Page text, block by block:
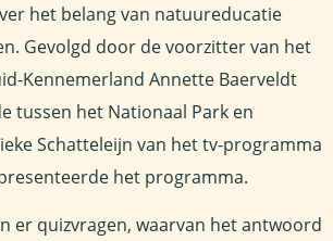
het belang van natuureducatie
Gevolgd door de voorzitter van het
Kennemerland Annette Baerveldt
tussen het Nationaal Park en
Schatteleijn van het tv-programma
het programma.
er quizvragen, waarvan het antwoord